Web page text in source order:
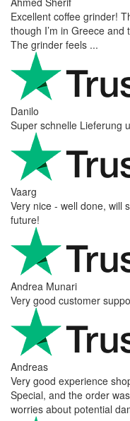
Excellent coffee grinder!
though I’m in Greece
The grinder feels ...
Danilo
Super schnelle Lieferung
Vaarg
Very nice - well done, will
future!
Andrea Munari
Very good customer
Andreas
Very good experience
Special, and the order
worries about potential